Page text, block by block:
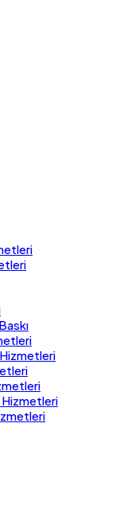
Hizmetleri
Hizmetleri